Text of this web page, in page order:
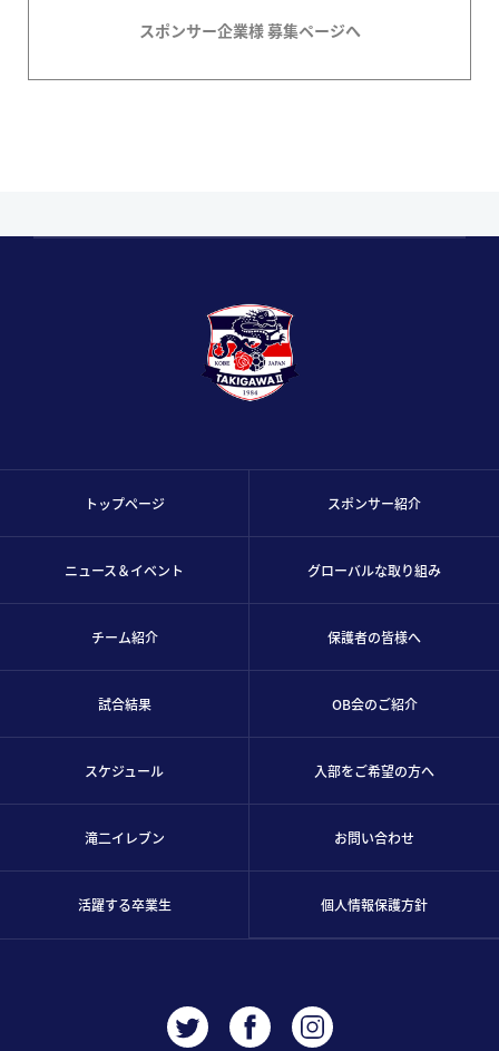
スポンサー企業様 募集ページへ
トップページ
ニュース＆イベント
チーム紹介
試合結果
スケジュール
滝二イレブン
活躍する卒業生
スポンサー紹介
グローバルな取り組み
保護者の皆様へ
OB会のご紹介
入部をご希望の方へ
お問い合わせ
個人情報保護方針